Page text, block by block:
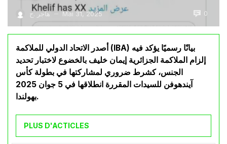
هاجر .ح — Mai 31, 2025 0
أصدر الاتحاد الدولي للملاكمة (IBA) بيانًا رسميًا يؤكد فيه
إلزام الملاكمة الجزائرية إيمان خليف بالخضوع لاختبار تحديد
الجنس، كشرط ضروري لمشاركتها في بطولة كأس
آيندهوفن للسيدات المقررة انطلاقها في 5 جوان 2025
بهولندا.
PLUS D'ACTICLES